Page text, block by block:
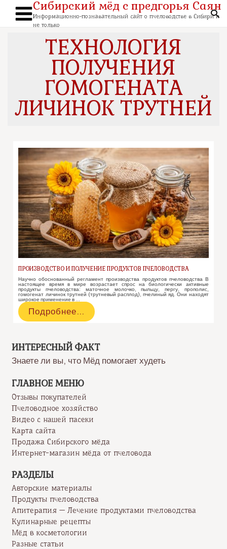
содержимому
Main
Сибирский мёд с предгорья Саян
Информационно-познавательный сайт о пчеловодстве в Сибири и
не только
ТЕХНОЛОГИЯ
ПОЛУЧЕНИЯ
ГОМОГЕНАТА
ЛИЧИНОК ТРУТНЕЙ
ПРОИЗВОДСТВО И ПОЛУЧЕНИЕ ПРОДУКТОВ ПЧЕЛОВОДСТВА
Научно обоснованный регламент производства продуктов пчеловодства В
настоящее время в мире возрастает спрос на биологически активные
продукты пчеловодства: маточное молочко, пыльцу, пергу, прополис,
гомогенат личинок трутней (трутневый расплод), пчелиный яд. Они находят
широкое применение в …
Производство
и
пчеловодства
Подробнее…
ИНТЕРЕСНЫЙ ФАКТ
Знаете ли вы, что Мёд помогает худеть
ГЛАВНОЕ МЕНЮ
Отзывы покупателей
Пчеловодное хозяйство
Видео с нашей пасеки
Карта сайта
Продажа Сибирского мёда
Интернет-магазин мёда от пчеловода
РАЗДЕЛЫ
Авторские материалы
Продукты пчеловодства
Апитерапия — Лечение продуктами пчеловодства
Кулинарные рецепты
Мёд в косметологии
Разные статьи